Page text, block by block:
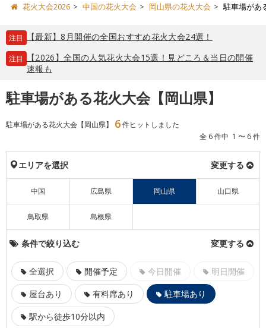
花火大会2026 中国の花火大会 岡山県の花火大会 駐車場があ
注目 【最新】8月開催の全国おすすめ花火大会24選！
注目
【2026】全国の人気花火大会15選！見どころ＆当日の開催
速報も
駐車場がある花火大会【岡山県】
駐車場がある花火大会【岡山県】 6件ヒットしました
全 6 件中 1 〜 6 件
エリアを選択 変更する
中国 広島県 岡山県 山口県
鳥取県 島根県
条件で絞り込む 変更する
全選択 開催予定 今日開催
明日開催
屋台あり
有料席あり
駐車場あり
駅から徒歩10分以内